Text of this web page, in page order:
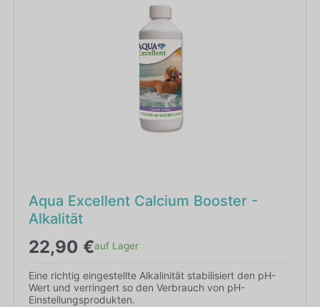
Aqua Excellent Calcium Booster -
Alkalität
22,90 €auf Lager
Eine richtig eingestellte Alkalinität stabilisiert den pH-
Wert und verringert so den Verbrauch von pH-
Einstellungsprodukten.